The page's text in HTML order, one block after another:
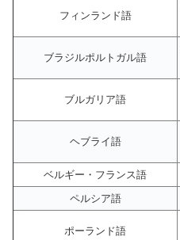
フィンランド語
ブラジルポルトガル語
ブルガリア語
ヘブライ語
ベルギー・フランス語
ペルシア語
ポーランド語